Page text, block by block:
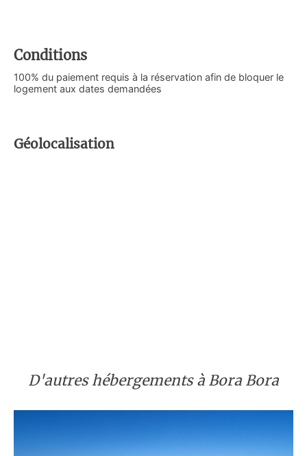
Conditions
100% du paiement requis à la réservation afin de bloquer le
logement aux dates demandées
Géolocalisation
D'autres hébergements à Bora Bora